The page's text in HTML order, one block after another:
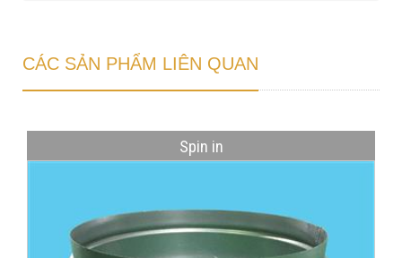
CÁC SẢN PHẨM LIÊN QUAN
Spin in